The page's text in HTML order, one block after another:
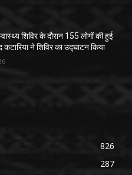
शिविर के दौरान 155 लोगों की हुई
ने शिविर का उद्घाटन किया
826
287